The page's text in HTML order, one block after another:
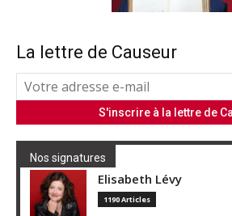
La lettre de Causeur
Nos signatures
Elisabeth Lévy
1190 Articles